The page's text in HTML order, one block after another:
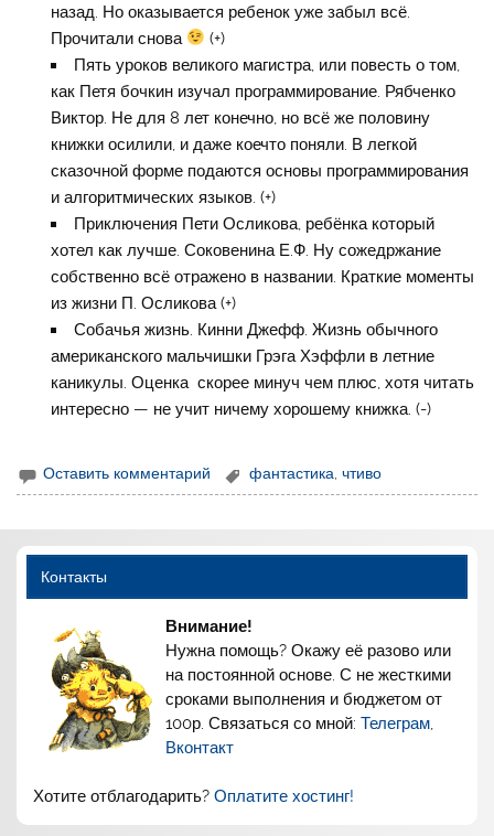
назад. Но оказывается ребенок уже забыл всё.
Прочитали снова
(+)
Пять уроков великого магистра, или повесть о том,
как Петя бочкин изучал программирование. Рябченко
Виктор. Не для 8 лет конечно, но всё же половину
книжки осилили, и даже коечто поняли. В легкой
сказочной форме подаются основы программирования
и алгоритмических языков. (+)
Приключения Пети Осликова, ребёнка который
хотел как лучше. Соковенина Е.Ф. Ну сожедржание
собственно всё отражено в названии. Краткие моменты
из жизни П. Осликова (+)
Собачья жизнь. Кинни Джефф. Жизнь обычного
американского мальчишки Грэга Хэффли в летние
каникулы. Оценка скорее минуч чем плюс, хотя читать
интересно — не учит ничему хорошему книжка. (-)
Оставить комментарий фантастика,чтиво
Контакты
Внимание!
Нужна помощь? Окажу её разово или
на постоянной основе. С не жесткими
сроками выполнения и бюджетом от
100р. Связаться со мной:Телеграм,
Вконтакт
Хотите отблагодарить?Оплатите хостинг!